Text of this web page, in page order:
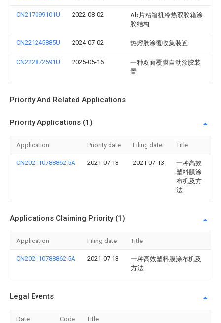
CN217099101U 2022-08-02
Ab片粘箱机冷热双胶箱涂
胶结构
CN221245885U 2024-07-02 热熔胶涂覆收集装置
CN222872591U 2025-05-16
一种双面覆膜自动涂胶装
置
Priority And Related Applications
Priority Applications (1)
Application Priority date Filing date Title
CN202110788862.5A 2021-07-13 2021-07-13
一种高效
塑料膜涂
布机及方
法
Applications Claiming Priority (1)
Application Filing date Title
CN202110788862.5A 2021-07-13
一种高效塑料膜涂布机及
方法
Legal Events
Date Code Title